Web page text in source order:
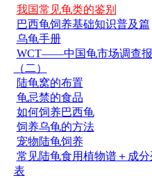
我国常见龟类的鉴别
巴西龟饲养基础知识普及篇
乌龟手册
WCT——中国龟市场调查
（二）
陆龟窝的布置
龟忌禁的食品
如何饲养巴西龟
饲养乌龟的方法
宠物陆龟饲养
常见陆龟食用植物谱＋成分
表